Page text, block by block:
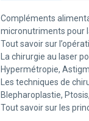
Compléments
micronutriments pour
Tout savoir sur
La chirurgie au laser
Hypermétropie,
Les techniques de
Blepharoplastie,
Tout savoir sur les